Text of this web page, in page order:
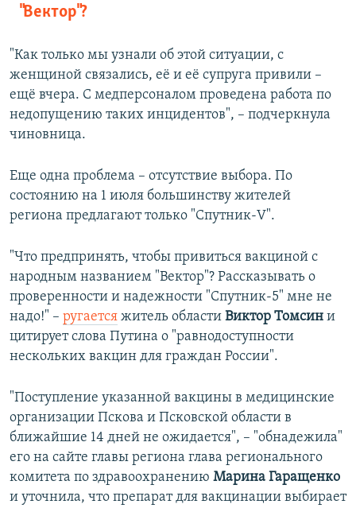
"Вектор"?
"Как только мы узнали об этой ситуации, с
женщиной связались, её и её супруга привили –
ещё вчера. С медперсоналом проведена работа по
недопущению таких инцидентов", – подчеркнула
чиновница.
Еще одна проблема – отсутствие выбора. По
состоянию на 1 июля большинству жителей
региона предлагают только "Спутник-V".
"Что предпринять, чтобы привиться вакциной с
народным названием "Вектор"? Рассказывать о
проверенности и надежности "Спутник-5" мне не
надо!" –​ ругается житель области Виктор Томсин и
цитирует слова Путина о "равнодоступности
нескольких вакцин для граждан России".
"Поступление указанной вакцины в медицинские
организации Пскова и Псковской области в
ближайшие 14 дней не ожидается", – "обнадежила"
его на сайте главы региона глава регионального
комитета по здравоохранению Марина Гаращенко
и уточнила, что препарат для вакцинации выбирает